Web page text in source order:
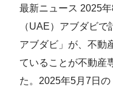
最新ニュース 2025
（UAE）アブダビ
アブダビ」が、不動
ていることが不動産
た。2025年5月7日